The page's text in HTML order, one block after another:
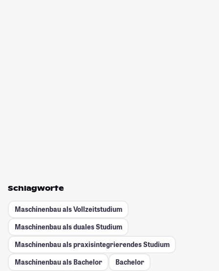
Schlagworte
Maschinenbau als Vollzeitstudium
Maschinenbau als duales Studium
Maschinenbau als praxisintegrierendes Studium
Maschinenbau als Bachelor
Bachelor